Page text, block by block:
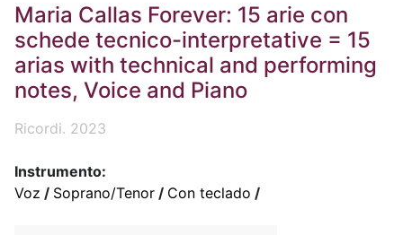
Maria Callas Forever: 15 arie con
schede tecnico-interpretative = 15
arias with technical and performing
notes, Voice and Piano
Ricordi. 2023
Instrumento:
Voz / Soprano/Tenor / Con teclado /